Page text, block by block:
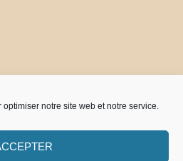
notre site web et notre service.